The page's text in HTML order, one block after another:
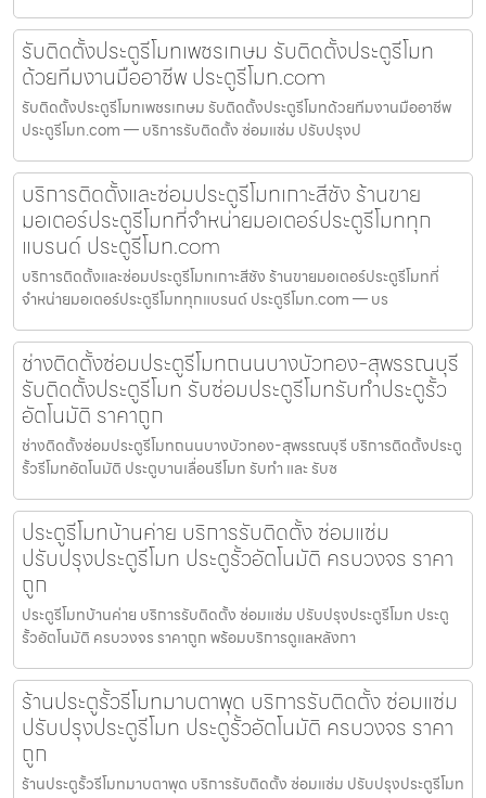
รับติดตั้งประตูรีโมทเพชรเกษม รับติดตั้งประตูรีโมท
ด้วยทีมงานมืออาชีพ ประตูรีโมท.com
รับติดตั้งประตูรีโมทเพชรเกษม รับติดตั้งประตูรีโมทด้วยทีมงานมืออาชีพ
ประตูรีโมท.com — บริการรับติดตั้ง ซ่อมแซ่ม ปรับปรุงป
บริการติดตั้งและซ่อมประตูรีโมทเกาะสีชัง ร้านขาย
มอเตอร์ประตูรีโมทที่จำหน่ายมอเตอร์ประตูรีโมททุก
แบรนด์ ประตูรีโมท.com
บริการติดตั้งและซ่อมประตูรีโมทเกาะสีชัง ร้านขายมอเตอร์ประตูรีโมทที่
จำหน่ายมอเตอร์ประตูรีโมททุกแบรนด์ ประตูรีโมท.com — บร
ช่างติดตั้งซ่อมประตูรีโมทถนนบางบัวทอง-สุพรรณบุรี
รับติดตั้งประตูรีโมท รับซ่อมประตูรีโมทรับทำประตูรั้ว
อัตโนมัติ ราคาถูก
ช่างติดตั้งซ่อมประตูรีโมทถนนบางบัวทอง-สุพรรณบุรี บริการติดตั้งประตู
รั้วรีโมทอัตโนมัติ ประตูบานเลื่อนรีโมท รับทำ และ รับซ
ประตูรีโมทบ้านค่าย บริการรับติดตั้ง ซ่อมแซ่ม
ปรับปรุงประตูรีโมท ประตูรั้วอัตโนมัติ ครบวงจร ราคา
ถูก
ประตูรีโมทบ้านค่าย บริการรับติดตั้ง ซ่อมแซ่ม ปรับปรุงประตูรีโมท ประตู
รั้วอัตโนมัติ ครบวงจร ราคาถูก พร้อมบริการดูแลหลังกา
ร้านประตูรั้วรีโมทมาบตาพุด บริการรับติดตั้ง ซ่อมแซ่ม
ปรับปรุงประตูรีโมท ประตูรั้วอัตโนมัติ ครบวงจร ราคา
ถูก
ร้านประตูรั้วรีโมทมาบตาพุด บริการรับติดตั้ง ซ่อมแซ่ม ปรับปรุงประตูรีโมท